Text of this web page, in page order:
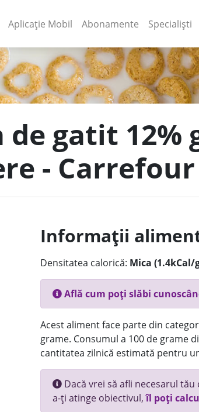
(current)
Aplicație Mobil (current)
Abonamente Specialiști
gatit 12%
- Carrefour
Informații
Densitatea calorică: Mica (1.4kCal/
Află cum poți slăbi
Acest aliment face parte din
grame. Consumul a 100 de grame
cantitatea zilnică estimată pentru
Dacă vrei să afli necesarul
a-ți atinge obiectivul,îl poți